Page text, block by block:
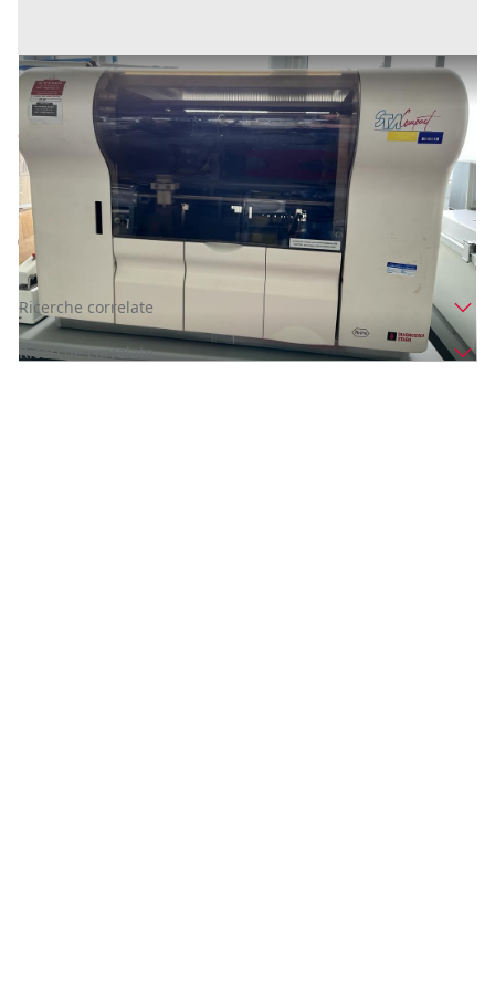
coagulometro STAGO STA compact
Inserito il: 03/05/2023
(Lucca)
Annuncio scaduto
Prezzo
3.500 €
Codice annuncio: 377871795
Ricerche correlate
Ricerche correlate